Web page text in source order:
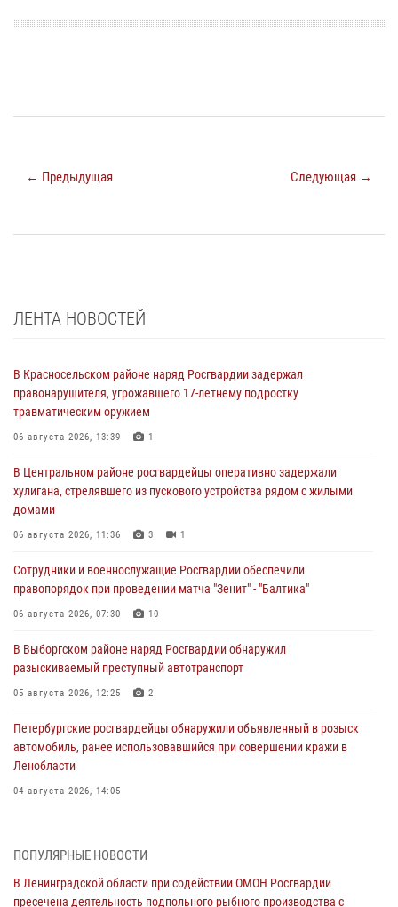
← Предыдущая Следующая →
ЛЕНТА НОВОСТЕЙ
В Красносельском районе наряд Росгвардии задержал
правонарушителя, угрожавшего 17-летнему подростку
травматическим оружием
06 августа 2026, 13:39 1
В Центральном районе росгвардейцы оперативно задержали
хулигана, стрелявшего из пускового устройства рядом с жилыми
домами
06 августа 2026, 11:36 3 1
Сотрудники и военнослужащие Росгвардии обеспечили
правопорядок при проведении матча "Зенит" - "Балтика"
06 августа 2026, 07:30 10
В Выборгском районе наряд Росгвардии обнаружил
разыскиваемый преступный автотранспорт
05 августа 2026, 12:25 2
Петербургские росгвардейцы обнаружили объявленный в розыск
автомобиль, ранее использовавшийся при совершении кражи в
Ленобласти
04 августа 2026, 14:05
также оказали доврачебную помощь пострадавшим
03 августа 2026, 14:15 3 1
ПОПУЛЯРНЫЕ НОВОСТИ
В Ленинградской области при содействии ОМОН Росгвардии
пресечена деятельность подпольного рыбного производства с